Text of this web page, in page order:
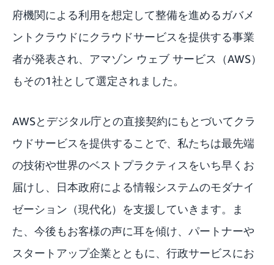
府機関による利用を想定して整備を進めるガバメ
ントクラウドにクラウドサービスを提供する事業
者が発表され、アマゾン ウェブ サービス（AWS）
もその1社として選定されました。
AWSとデジタル庁との直接契約にもとづいてクラ
ウドサービスを提供することで、私たちは最先端
の技術や世界のベストプラクティスをいち早くお
届けし、日本政府による情報システムのモダナイ
ゼーション（現代化）を支援していきます。ま
た、今後もお客様の声に耳を傾け、パートナーや
スタートアップ企業とともに、行政サービスにお